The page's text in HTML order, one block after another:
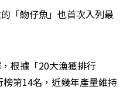
「魩仔魚」也首次入列最
根據「20大漁獲排行
第14名，近幾年產量維持